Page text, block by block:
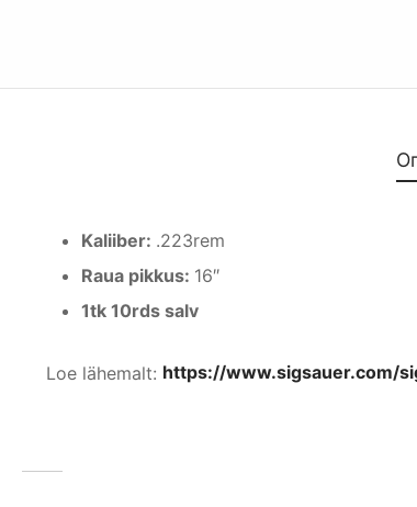
Kaliiber: .223rem
Raua pikkus: 16″
1tk 10rds salv
Loe lähemalt: https://www.sigsauer.com/